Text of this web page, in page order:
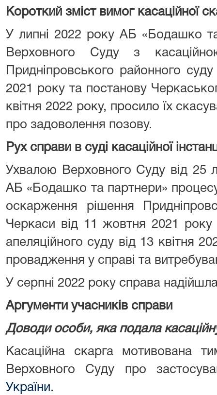
Короткий зміст вимог касаційної
У липні 2022 року АБ «Бодашко
Верховного Суду з
Придніпровського районного
2021 року та постанову
квітня 2022 року, просило їх
про задоволення позову.
Рух справи в суді касаційної
Ухвалою Верховного Суду від 25
АБ «Бодашко та партнери»
оскарження рішення
Черкаси від 11 жовтня 2021 року
апеляційного суду від 13 квітня
провадження у справі та
У серпні 2022 року справа
Аргументи учасників справи
Доводи особи, яка подала
Касаційна скарга мотивована
Верховного Суду про
України.